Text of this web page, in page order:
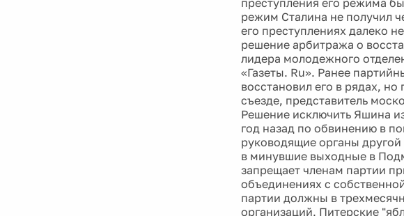
режим Сталина не получил
его преступлениях далеко
решение арбитража о
лидера молодежного
«Газеты. Ru». Ранее
восстановил его в рядах,
съезде, представитель
Решение исключить Яшина
год назад по обвинению в
руководящие органы
в минувшие выходные в
запрещает членам партии
объединениях с
партии должны в
организаций. Питерские